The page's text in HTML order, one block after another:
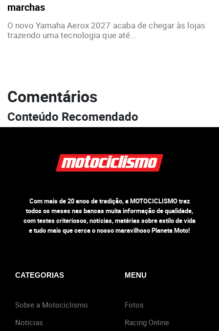
marchas
O novo Yamaha Aerox 2027 acaba de chegar às lojas
trazendo uma tecnologia que até...
Comentários
Conteúdo Recomendado
Com mais de 20 anos de tradição, a MOTOCICLISMO traz
todos os meses nas bancas muita informação de qualidade,
com testes criteriosos, notícias, matérias sobre estilo de vida
e tudo mais que cerca o nosso maravilhoso Planeta Moto!
CATEGORIAS
Sobre a Motociclismo
Notícias
MENU
Fotos
Racing Online